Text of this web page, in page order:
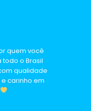
quem você
todo o Brasil
qualidade
carinho em